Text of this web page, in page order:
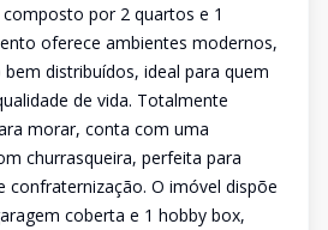
por 2 quartos e 1
oferece ambientes modernos,
distribuídos, ideal para quem
de vida. Totalmente
morar, conta com uma
churrasqueira, perfeita para
confraternização. O imóvel dispõe
coberta e 1 hobby box,